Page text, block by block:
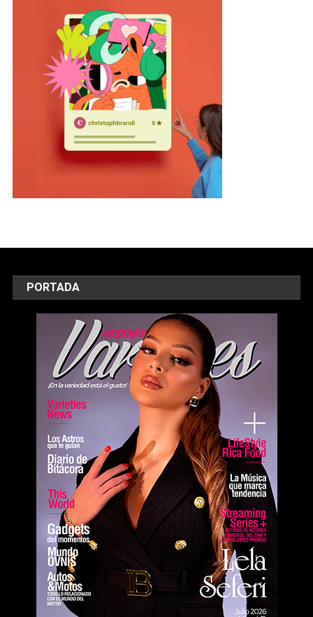
PORTADA